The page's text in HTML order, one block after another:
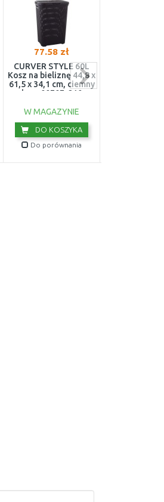
77.58 zł
CURVER STYLE 60L
Kosz na bieliznę 44,8 x
61,5 x 34,1 cm, ciemny
brąz 00707-210
W MAGAZYNIE
DO KOSZYKA
Do porównania